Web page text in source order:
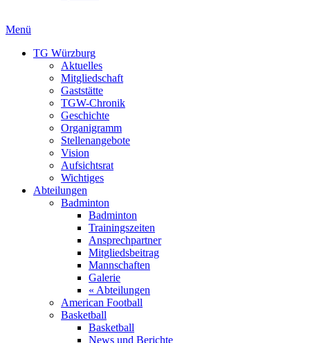
Menü
TG Würzburg
Aktuelles
Mitgliedschaft
Gaststätte
TGW-Chronik
Geschichte
Organigramm
Stellenangebote
Vision
Aufsichtsrat
Wichtiges
Abteilungen
Badminton
Badminton
Trainingszeiten
Ansprechpartner
Mitgliedsbeitrag
Mannschaften
Galerie
« Abteilungen
American Football
Basketball
Basketball
News und Berichte